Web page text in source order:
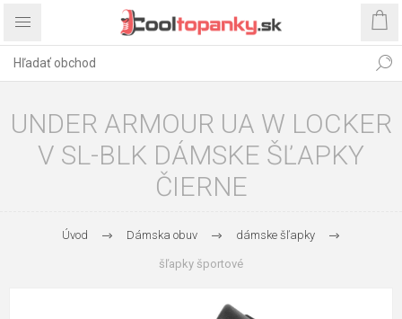
UNDER ARMOUR UA W LOCKER
V SL-BLK DÁMSKE ŠĽAPKY
ČIERNE
Úvod Dámska obuv dámske šľapky
šľapky športové